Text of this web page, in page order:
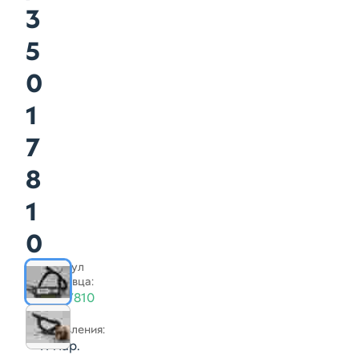
3
5
0
1
7
8
1
0
Артикул
продавца:
35017810
Дата
добавления:
11 мар.